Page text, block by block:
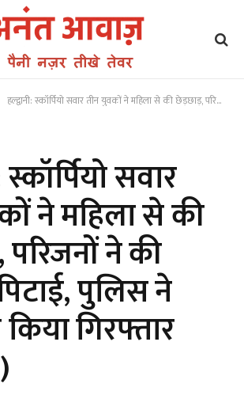
हल्द्वानी: स्कॉर्पियो सवार तीन युवकों ने महिला से की छेड़छाड़, परिजनों ने की जमकर पिटाई, पुलिस ने तीनों को किया गिरफ्तार (वीडियो)
स्कॉर्पियो सवार
ने महिला से की
ने की
पुलिस ने
गिरफ्तार